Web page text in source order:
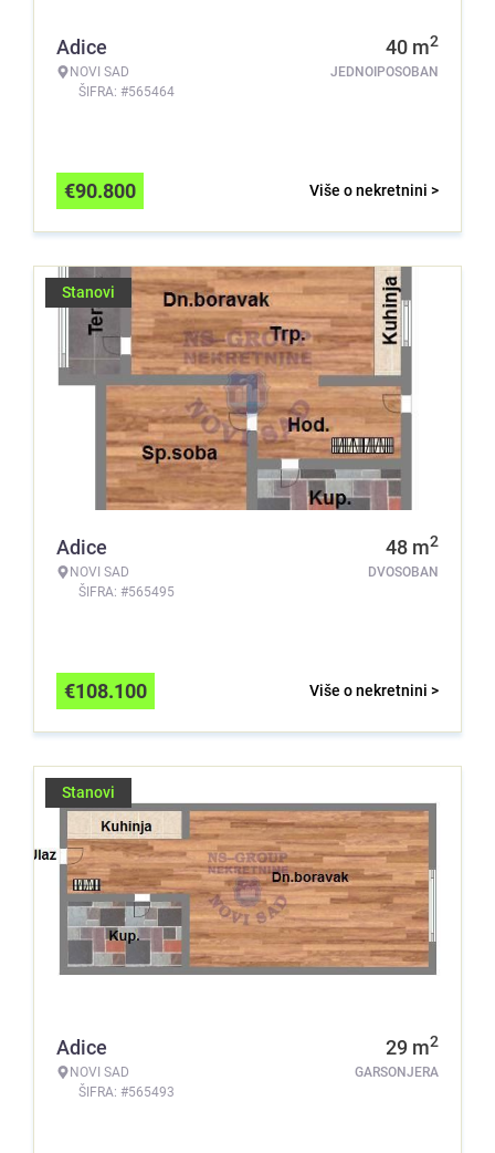
Adice
NOVI SAD
ŠIFRA: #565464
40 m2
JEDNOIPOSOBAN
Više o nekretnini >
€90.800
Stanovi
Adice
NOVI SAD
ŠIFRA: #565495
48 m2
DVOSOBAN
Više o nekretnini >
€108.100
Stanovi
Adice
NOVI SAD
ŠIFRA: #565493
29 m2
GARSONJERA